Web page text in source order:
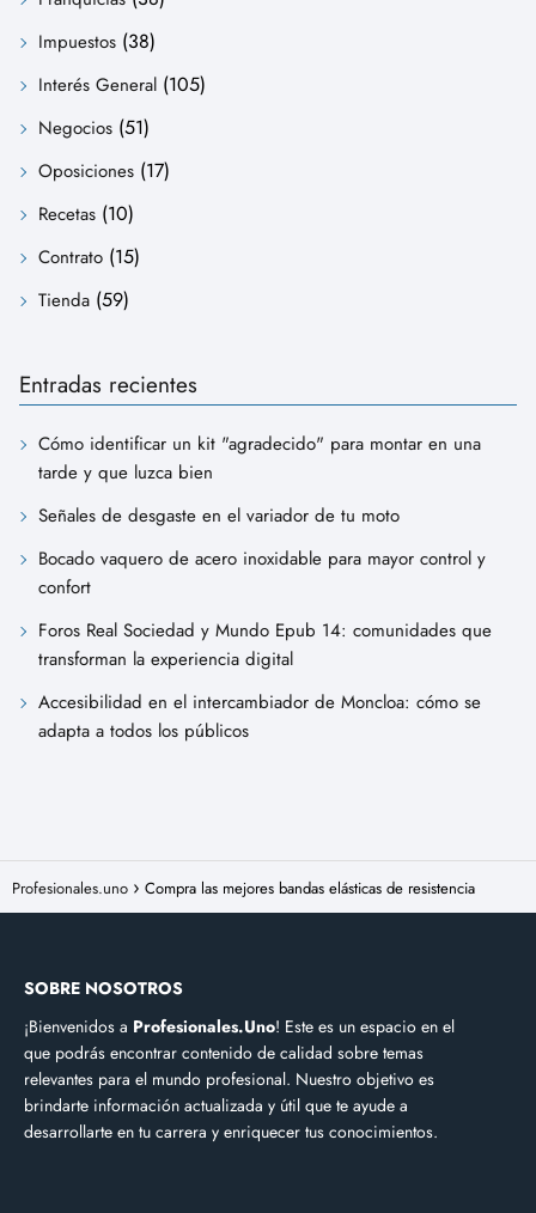
Impuestos (38)
Interés General (105)
Negocios (51)
Oposiciones (17)
Recetas (10)
Contrato (15)
Tienda (59)
Entradas recientes
Cómo identificar un kit "agradecido" para montar en una
tarde y que luzca bien
Señales de desgaste en el variador de tu moto
Bocado vaquero de acero inoxidable para mayor control y
confort
Foros Real Sociedad y Mundo Epub 14: comunidades que
transforman la experiencia digital
Accesibilidad en el intercambiador de Moncloa: cómo se
adapta a todos los públicos
Profesionales.uno Compra las mejores bandas elásticas de resistencia
SOBRE NOSOTROS
¡Bienvenidos a Profesionales.Uno! Este es un espacio en el
que podrás encontrar contenido de calidad sobre temas
relevantes para el mundo profesional. Nuestro objetivo es
brindarte información actualizada y útil que te ayude a
desarrollarte en tu carrera y enriquecer tus conocimientos.